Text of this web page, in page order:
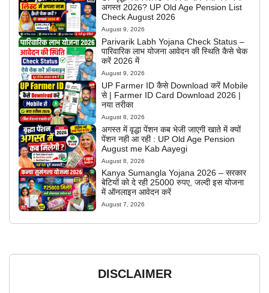
अगस्त 2026? UP Old Age Pension List
Check August 2026
August 9, 2026
Parivarik Labh Yojana Check Status –
पारिवारिक लाभ योजना आवेदन की स्थिति कैसे चेक
करें 2026 में
August 9, 2026
UP Farmer ID कैसे Download करें Mobile
से | Farmer ID Card Download 2026 |
नया तरीका
August 8, 2026
अगस्त में वृद्धा पेंशन कब भेजी जाएगी खाते में क्यों
पेंशन नही आ रही : UP Old Age Pension
August me Kab Aayegi
August 8, 2026
Kanya Sumangla Yojana 2026 – सरकार
बेटियों को दे रही 25000 रुपए, जल्दी इस योजना
में ऑनलाइन आवेदन करें
August 7, 2026
DISCLAIMER